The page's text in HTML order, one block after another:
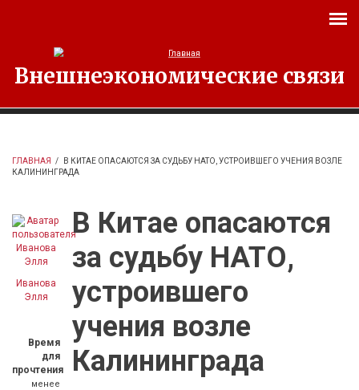
Внешнеэкономические связи
ГЛАВНАЯ /
В КИТАЕ ОПАСАЮТСЯ ЗА СУДЬБУ НАТО, УСТРОИВШЕГО УЧЕНИЯ ВОЗЛЕ
КАЛИНИНГРАДА
Иванова
Элля
Время
для
прочтения
менее
В Китае опасаются
за судьбу НАТО,
устроившего
учения возле
Калининграда